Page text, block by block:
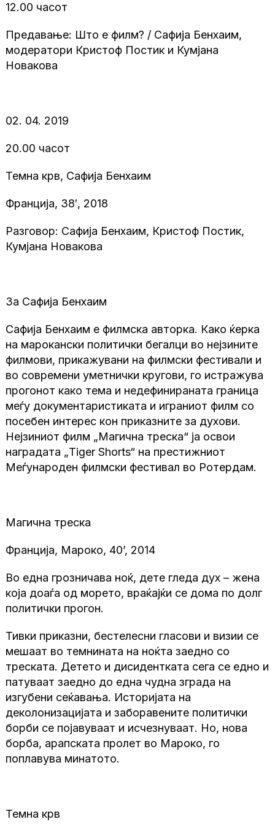
12.00 часот
Предавање: Што е филм? / Сафија Бенхаим,
модератори Кристоф Постик и Кумјана
Новакова
02. 04. 2019
20.00 часот
Темна крв, Сафија Бенхаим
Франција, 38′, 2018
Разговор: Сафија Бенхаим, Кристоф Постик,
Кумјана Новакова
За Сафија Бенхаим
Сафија Бенхаим е филмска авторка. Како ќерка
на марокански политички бегалци во нејзините
филмови, прикажувани на филмски фестивали и
во современи уметнички кругови, го истражува
прогонот како тема и недефинираната граница
меѓу документаристиката и играниот филм со
посебен интерес кон приказните за духови.
Нејзиниот филм „Магична треска“ ја освои
наградата „Tiger Shorts“ на престижниот
Меѓународен филмски фестивал во Ротердам.
Магична треска
Франција, Мароко, 40’, 2014
Во една грозничава ноќ, дете гледа дух – жена
која доаѓа од морето, враќајќи се дома по долг
политички прогон.
Тивки приказни, бестелесни гласови и визии се
мешаат во темнината на ноќта заедно со
треската. Детето и дисидентката сега се едно и
патуваат заедно до една чудна зграда на
изгубени сеќавања. Историјата на
деколонизацијата и заборавените политички
борби се појавуваат и исчезнуваат. Но, нова
борба, арапската пролет во Мароко, го
поплавува минатото.
Темна крв